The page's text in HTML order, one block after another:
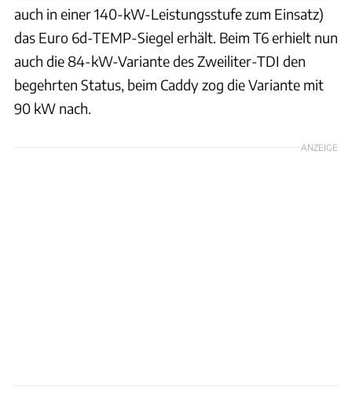
auch in einer 140-kW-Leistungsstufe zum Einsatz)
das Euro 6d-TEMP-Siegel erhält. Beim T6 erhielt nun
auch die 84-kW-Variante des Zweiliter-TDI den
begehrten Status, beim Caddy zog die Variante mit
90 kW nach.
ANZEIGE